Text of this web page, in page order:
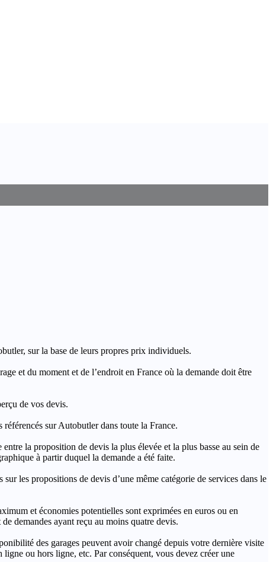
sur la base de leurs propres prix individuels.
et du moment et de l’endroit en France où la demande doit être
de vos devis.
sur Autobutler dans toute la France.
la proposition de devis la plus élevée et la plus basse au sein de
à partir duquel la demande a été faite.
les propositions de devis d’une même catégorie de services dans le
et économies potentielles sont exprimées en euros ou en
demandes ayant reçu au moins quatre devis.
des garages peuvent avoir changé depuis votre dernière visite
ou hors ligne, etc. Par conséquent, vous devez créer une